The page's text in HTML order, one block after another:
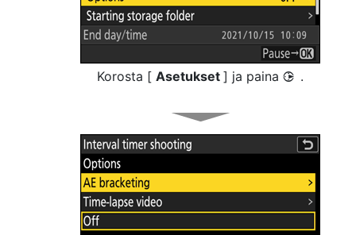
Korosta [ Asetukset ] ja paina 2 .